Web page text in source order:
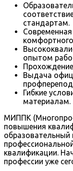
стандартам.
комфортного
опытом
Выдача
Гибкие
материалам.
МИППК
повышения
квалификации.
профессии уже